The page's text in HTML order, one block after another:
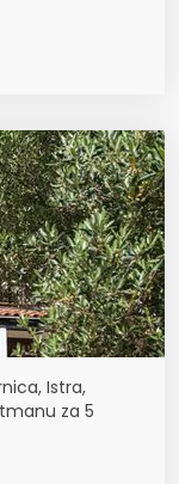
Istra,
za 5